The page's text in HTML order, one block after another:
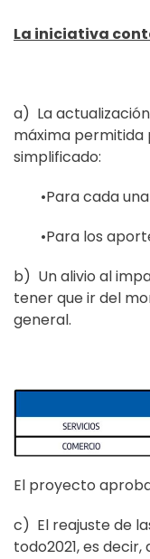
La iniciativa
a) La
máxima permitida
simplificado:
•Para cada
•Para los
b) Un alivio al
tener que ir del
general.
El proyecto
c) El reajuste de
todo2021, es